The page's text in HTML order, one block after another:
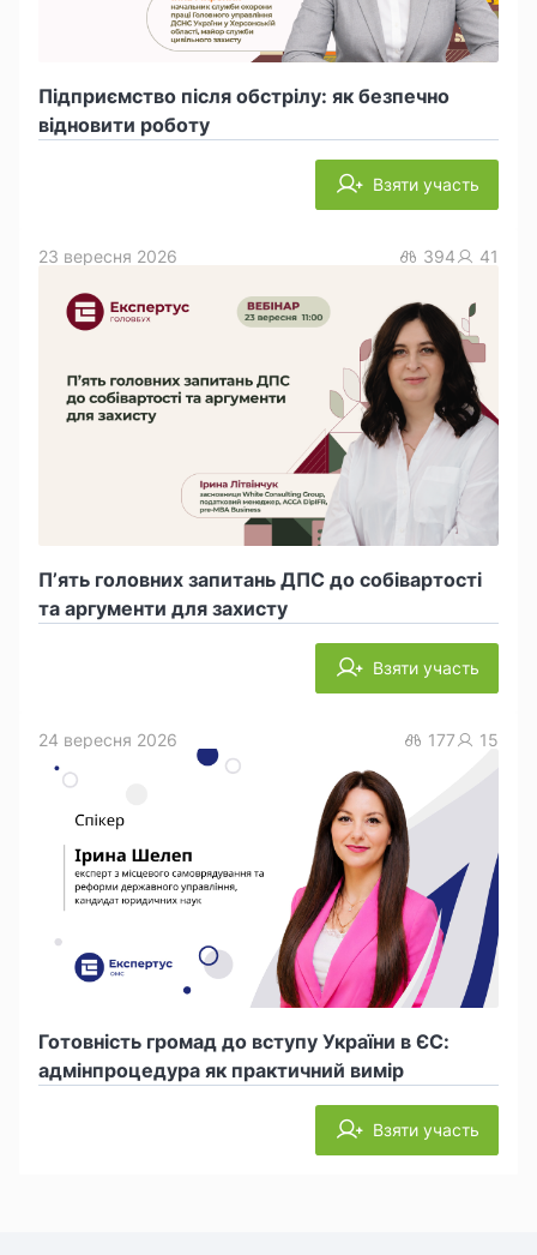
Підприємство після обстрілу: як безпечно
відновити роботу
Взяти участь
П’ять головних запитань ДПС до собівартості
та аргументи для захисту
23 вересня 2026 394 41
Взяти участь
Готовність громад до вступу України в ЄС:
адмінпроцедура як практичний вимір
24 вересня 2026 177 15
Взяти участь